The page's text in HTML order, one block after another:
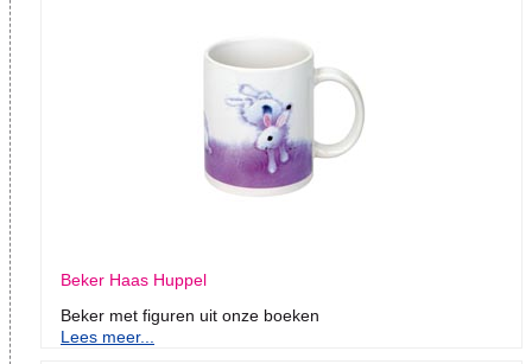
Beker Haas Huppel
Beker met figuren uit onze boeken
Lees meer...